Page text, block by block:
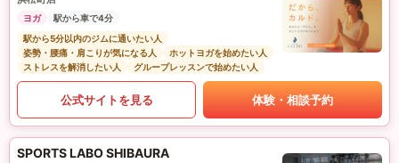
ヨガ
駅から車で4分
駅から5分以内のジムに通いたい人
姿勢・腰痛・肩こりが気になる人
ホットヨガを始めたい人
ストレスを解消したい人
グループレッスンで始めたい人
公式サイトを見る 体験・相談予約
SPORTS LABO SHIBAURA